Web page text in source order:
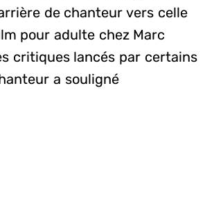
de chanteur vers celle
pour adulte chez Marc
critiques lancés par certains
a souligné